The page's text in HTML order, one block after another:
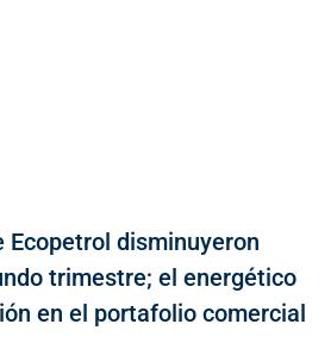
Ecopetrol disminuyeron
trimestre; el energético
en el portafolio comercial